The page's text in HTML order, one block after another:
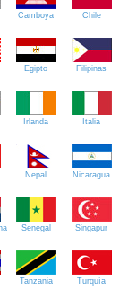
Camboya Chile
Egipto Filipinas
Irlanda Italia
Nepal Nicaragua
Senegal Singapur
Tanzania Turquía